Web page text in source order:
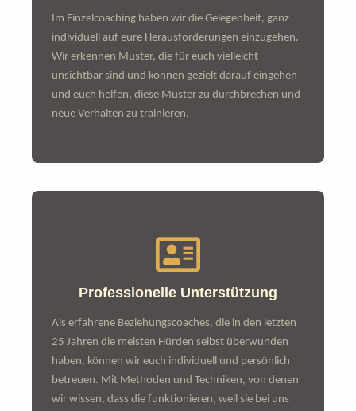
Im Einzelcoaching haben wir die Gelegenheit, ganz
individuell auf eure Herausforderungen einzugehen.
Wir erkennen Muster, die für euch vielleicht
unsichtbar sind und können gezielt darauf eingehen
und euch helfen, diese Muster zu durchbrechen und
neue Verhalten zu trainieren.
Professionelle Unterstützung
Als erfahrene Beziehungscoaches, die in den letzten
25 Jahren die meisten Hürden selbst überwunden
haben, können wir euch individuell und persönlich
betreuen. Mit Methoden und Techniken, von denen
wir wissen, dass die funktionieren, weil sie bei uns